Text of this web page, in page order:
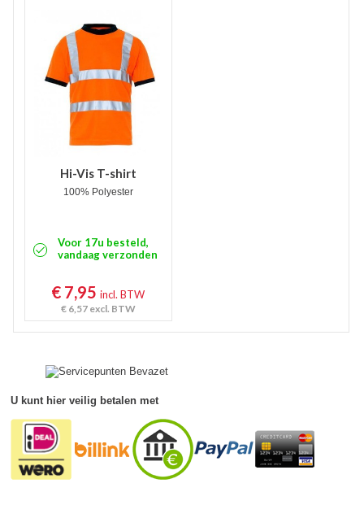
Hi-Vis T-shirt
100% Polyester
Voor 17u besteld,
vandaag verzonden
€ 7,95incl. BTW
€ 6,57 excl. BTW
U kunt hier veilig betalen met